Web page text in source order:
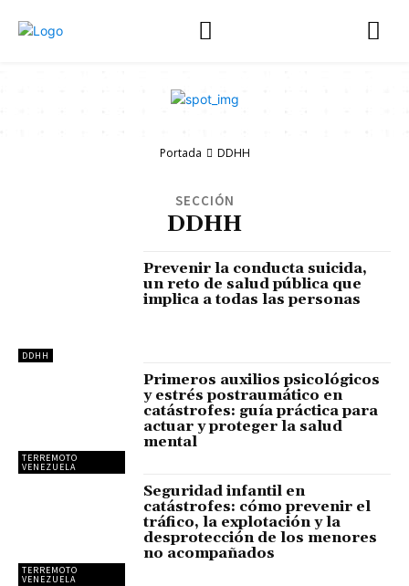
Portada DDHH
SECCIÓN
DDHH
DDHH
Prevenir la conducta suicida,
un reto de salud pública que
implica a todas las personas
TERREMOTO
VENEZUELA
Primeros auxilios psicológicos
y estrés postraumático en
catástrofes: guía práctica para
actuar y proteger la salud
mental
TERREMOTO
VENEZUELA
Seguridad infantil en
catástrofes: cómo prevenir el
tráfico, la explotación y la
desprotección de los menores
no acompañados